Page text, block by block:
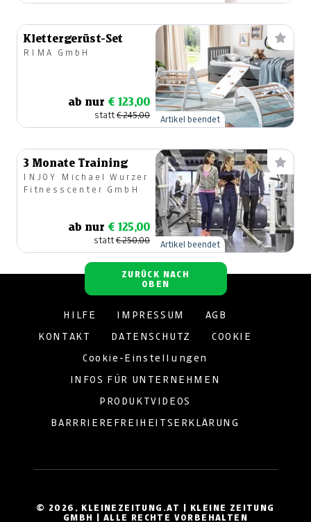
Klettergerüst-Set
RIMA GmbH
ab nur € 123,00
statt€ 245,00 Artikel beendet
3 Monate Training
INJOY Michael Wurzer
Fitnesscenter GmbH
ab nur € 125,00
statt€ 250,00 Artikel beendet
ZURÜCK NACH
OBEN
© 2026, KLEINEZEITUNG.AT | KLEINE ZEITUNG
GMBH | ALLE RECHTE VORBEHALTEN
HILFE IMPRESSUM AGB
KONTAKT DATENSCHUTZ COOKIE
Cookie-Einstellungen
INFOS FÜR UNTERNEHMEN
PRODUKTVIDEOS
BARRRIEREFREIHEITSERKLÄRUNG